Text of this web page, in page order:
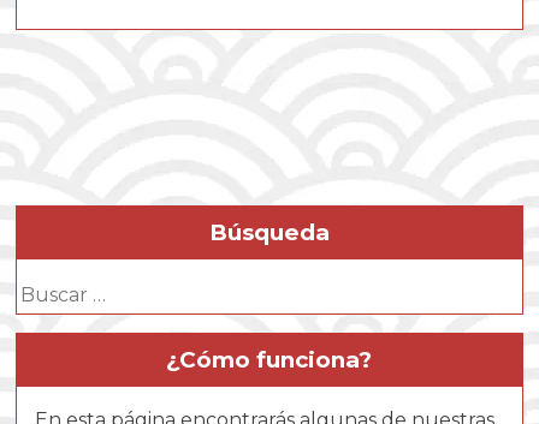
Búsqueda
Buscar:
¿Cómo funciona?